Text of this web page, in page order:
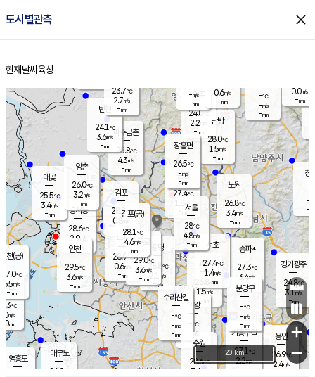
도시별관측 close
홈
현재날씨 육상
의도
℃
m/s
mm
영흥도
양주
24.8℃
2.2
-mm
과천
26.8℃
1.5m/s
- mm
용인
26.9℃
2.4m/s
경기광주
24.8℃
3.1m/s
-mm
대부도
24.0
경서동
28.6℃
2.9m/s
-mm
파주금촌
25.8℃
4.3m/s
-mm
-℃
-m/s
-mm
대곶
25.5℃
3.4m/s
-mm
창
-
-m/
-
탄현
24.1℃
3.6m/s
-mm
0.0m/s
-mm
의왕
- ℃
m/s
mm
김포
28.2℃
0.8 m/s
mm
광명
28.8 ℃
2.1 m/s
-mm
부천
28.9℃
0.6m/s
-mm
양촌
26.0℃
3.2m/s
-mm
구로
29.0℃
3.6m/s
-mm
은평
27.4℃
1.8 m/s
- mm
노원
26.8℃
3.4m/s
-mm
송파*
27.3℃
3.4m/s
-mm
서초
27.4℃
1.4m/s
-mm
남방
28.0℃
1.5m/s
-mm
기흥구갈
27.1℃
2.2m/s
-
수리산길
-℃
-m/s
-mm
분당구
-℃
-m/s
-mm
장흥면
26.5℃
-m/s
-mm
-m/s
-mm
인천(공)
27.0℃
6.5m/s
-mm
김포(공)
28.1℃
4.6m/s
-mm
수원
28.6℃
3.6 m/s
인천
29.5℃
3.6m/s
-mm
서울
28℃
4.8m/s
-mm
23.7℃
2.7m/s
-mm
0.6m/s
-mm
+
−
20 km